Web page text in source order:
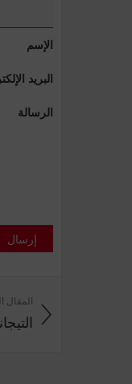
الإسم
البريد
الرسالة
إرسال
المقال